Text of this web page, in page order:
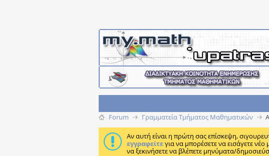
Forum Γραμματεία Τμήματος Μαθηματικών
Αν αυτή είναι η πρώτη σας επίσκεψη,
εγγραφείτεγια να μπορέσετε να εισάγετε
να ξεκινήσετε να βλέπετε μηνύματα/